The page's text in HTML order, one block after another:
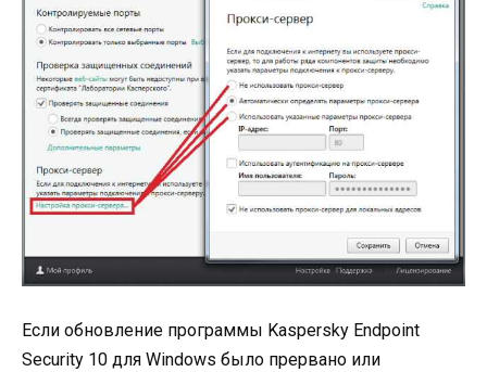
Если обновление программы Kaspersky Endpoint
Security 10 для Windows было прервано или